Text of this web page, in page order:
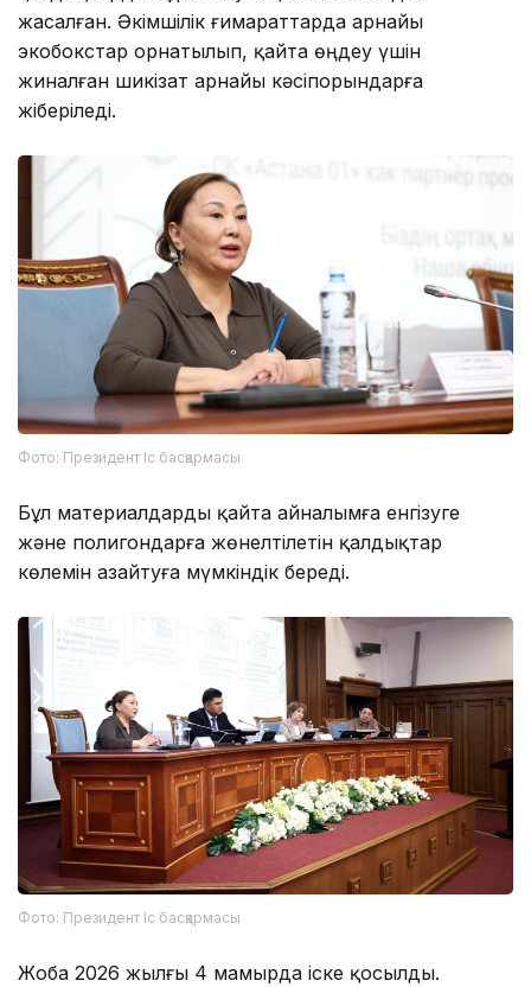
жасалған. Әкімшілік ғимараттарда арнайы
экобокстар орнатылып, қайта өңдеу үшін
жиналған шикізат арнайы кәсіпорындарға
жіберіледі.
Фото: Президент Іс басқармасы
Бұл материалдарды қайта айналымға енгізуге
және полигондарға жөнелтілетін қалдықтар
көлемін азайтуға мүмкіндік береді.
Фото: Президент Іс басқармасы
Жоба 2026 жылғы 4 мамырда іске қосылды.